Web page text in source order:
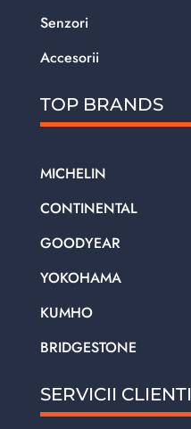
Senzori
Accesorii
TOP BRANDS
MICHELIN
CONTINENTAL
GOODYEAR
YOKOHAMA
KUMHO
BRIDGESTONE
SERVICII CLIENTI